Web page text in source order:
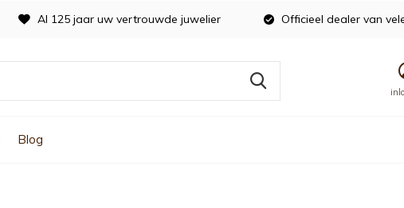
Blog
Al 125 jaar uw vertrouwde juwelier Officieel dealer van